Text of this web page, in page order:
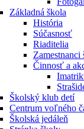
Základná škola
História
Súčasnosť
Riaditelia
Zamestnanci
Činnosť a
Školský klub detí
Centrum voľného
Školská jedáleň